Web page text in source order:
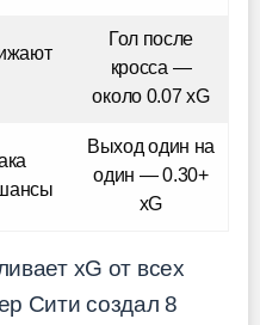
Гол после
кросса —
около 0.07 xG
Выход один на
один — 0.30+
xG
xG от всех
Сити создал 8